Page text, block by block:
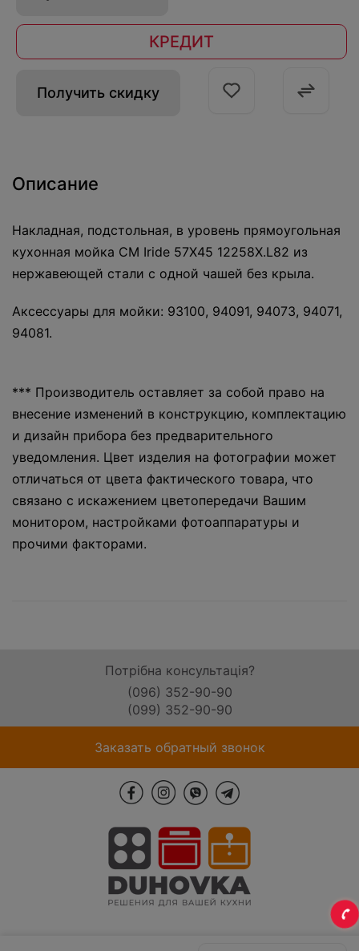
КРЕДИТ
Получить скидку
Описание
Накладная, подстольная, в уровень прямоугольная
кухонная мойка CM Iride 57Х45 12258X.L82 из
нержавеющей стали с одной чашей без крыла.
Аксессуары для мойки: 93100, 94091, 94073, 94071,
94081.
*** Производитель оставляет за собой право на
внесение изменений в конструкцию, комплектацию
и дизайн прибора без предварительного
уведомления. Цвет изделия на фотографии может
отличаться от цвета фактического товара, что
связано с искажением цветопередачи Вашим
монитором, настройками фотоаппаратуры и
прочими факторами.
Потрібна консультація?
(096) 352-90-90
(099) 352-90-90
Заказать обратный звонок